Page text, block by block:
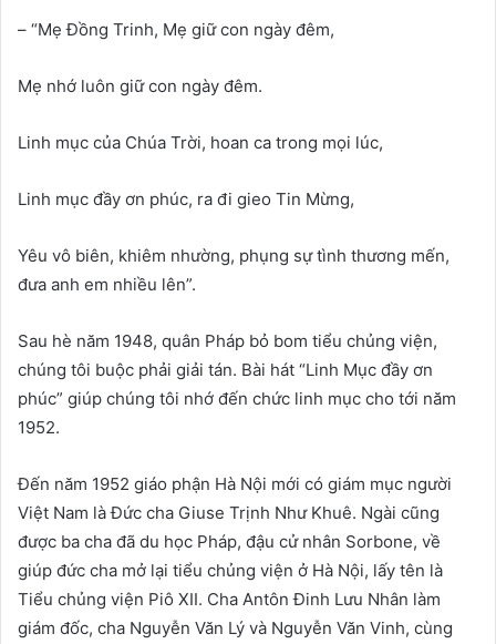
– “Mẹ Đồng Trinh, Mẹ giữ con ngày đêm,
Mẹ nhớ luôn giữ con ngày đêm.
Linh mục của Chúa Trời, hoan ca trong mọi lúc,
Linh mục đầy ơn phúc, ra đi gieo Tin Mừng,
Yêu vô biên, khiêm nhường, phụng sự tình thương mến,
đưa anh em nhiều lên”.
Sau hè năm 1948, quân Pháp bỏ bom tiểu chủng viện,
chúng tôi buộc phải giải tán. Bài hát “Linh Mục đầy ơn
phúc” giúp chúng tôi nhớ đến chức linh mục cho tới năm
1952.
Đến năm 1952 giáo phận Hà Nội mới có giám mục người
Việt Nam là Đức cha Giuse Trịnh Như Khuê. Ngài cũng
được ba cha đã du học Pháp, đậu cử nhân Sorbone, về
giúp đức cha mở lại tiểu chủng viện ở Hà Nội, lấy tên là
Tiểu chủng viện Piô XII. Cha Antôn Đinh Lưu Nhân làm
giám đốc, cha Nguyễn Văn Lý và Nguyễn Văn Vinh, cùng